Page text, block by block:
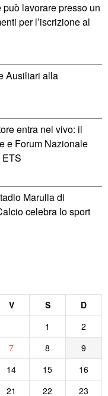
lavorare presso un
per l’iscrizione al
Ausiliari alla
entra nel vivo: il
e Forum Nazionale
Marulla di
celebra lo sport
V S
D
1
2
7 8
9
14 15
16
21 22
23